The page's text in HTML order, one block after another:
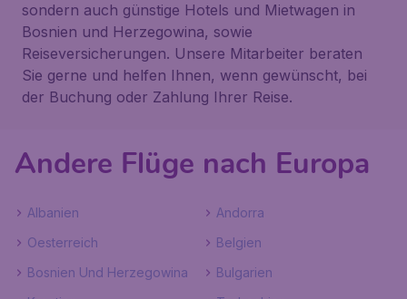
sondern auch günstige Hotels und Mietwagen in
Bosnien und Herzegowina, sowie
Reiseversicherungen. Unsere Mitarbeiter beraten
Sie gerne und helfen Ihnen, wenn gewünscht, bei
der Buchung oder Zahlung Ihrer Reise.
Andere Flüge nach Europa
Albanien
Andorra
Oesterreich
Belgien
Bosnien Und Herzegowina
Bulgarien